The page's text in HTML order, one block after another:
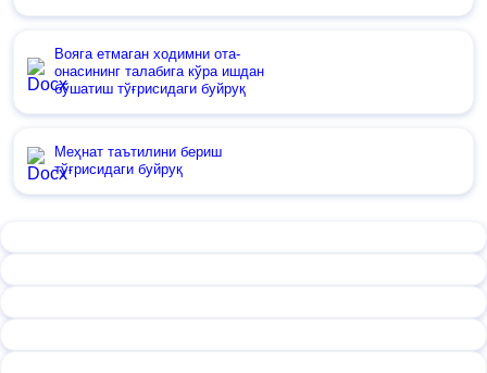
Вояга етмаган ходимни ота-
онасининг талабига кўра ишдан
бўшатиш тўғрисидаги буйруқ
Меҳнат таътилини бериш
тўғрисидаги буйруқ